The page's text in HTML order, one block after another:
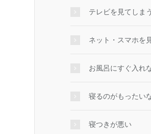
テレビを見てしまう
ネット・スマホを
お風呂にすぐ入れ
寝るのがもったい
寝つきが悪い